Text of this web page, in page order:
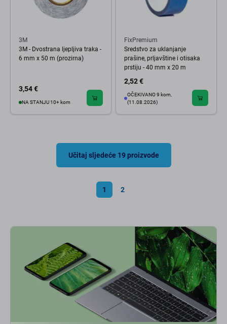
3M
3M - Dvostrana ljepljiva traka -
6 mm x 50 m (prozirna)
3,54 €
NA STANJU 10+ kom
FixPremium
Sredstvo za uklanjanje
prašine, prljavštine i otisaka
prstiju - 40 mm x 20 m
2,52 €
OČEKIVANO 9 kom,
(11.08.2026)
Učitaj sljedeće 19 proizvode
1 2